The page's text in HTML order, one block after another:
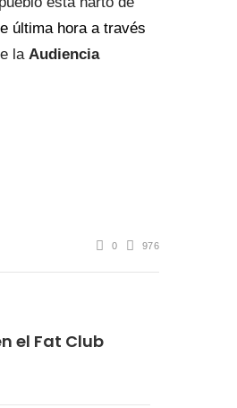
última hora a través
la Audiencia
0 976
el Fat Club